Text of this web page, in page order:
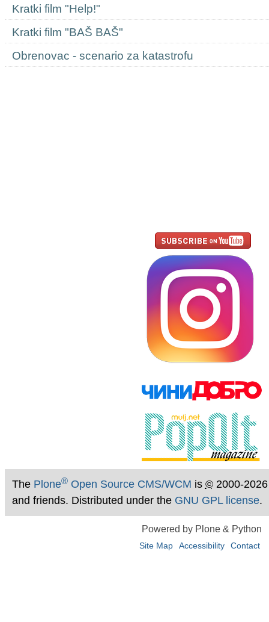
Kratki film "Help!"
Kratki film "BAŠ BAŠ"
Obrenovac - scenario za katastrofu
The Plone®Open Source CMS/WCM is ©2000-
and friends. Distributed under the GNU GPL license.
Powered by Plone & Python
Site Map Accessibility Contact